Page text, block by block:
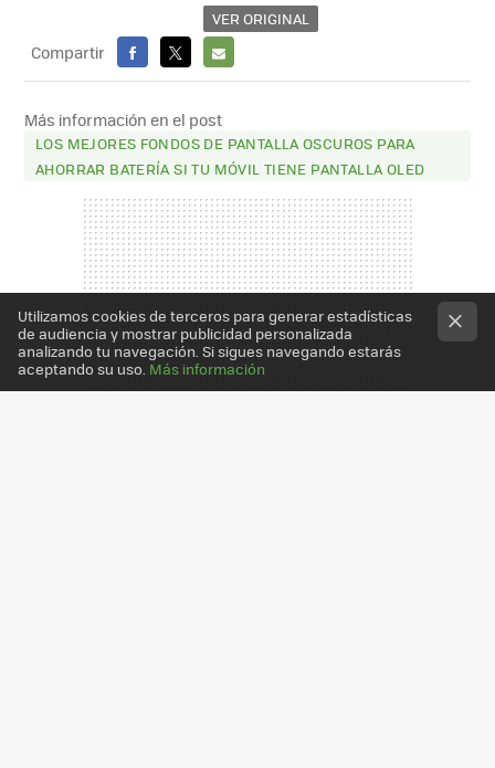
VER ORIGINAL
Compartir
FACEBOOK
X
E-
MAIL
Más información en el post
LOS MEJORES FONDOS DE PANTALLA OSCUROS PARA
AHORRAR BATERÍA SI TU MÓVIL TIENE PANTALLA OLED
Utilizamos cookies de terceros para generar estadísticas
de audiencia y mostrar publicidad personalizada
analizando tu navegación. Si sigues navegando estarás
aceptando su uso. Más información